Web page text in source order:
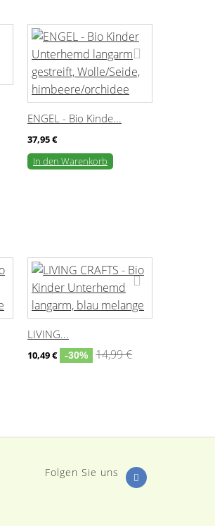
ENGEL - Bio Kinde...
37,95 €
In den Warenkorb
LIVING...
10,49 € -30% 14,99 €
Folgen Sie uns